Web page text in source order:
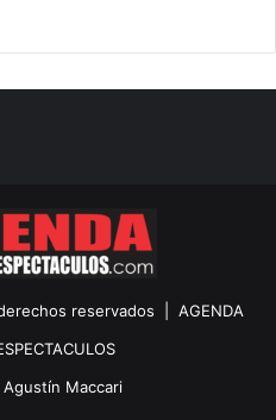
reservados | AGENDA
Agustín Maccari